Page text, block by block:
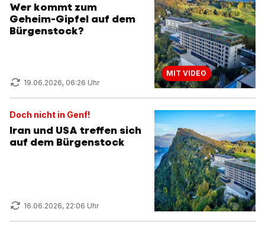
Wer kommt zum
Geheim-Gipfel auf dem
Bürgenstock?
19.06.2026, 06:26 Uhr
MIT VIDEO
Doch nicht in Genf!
Iran und USA treffen sich
auf dem Bürgenstock
16.06.2026, 22:06 Uhr